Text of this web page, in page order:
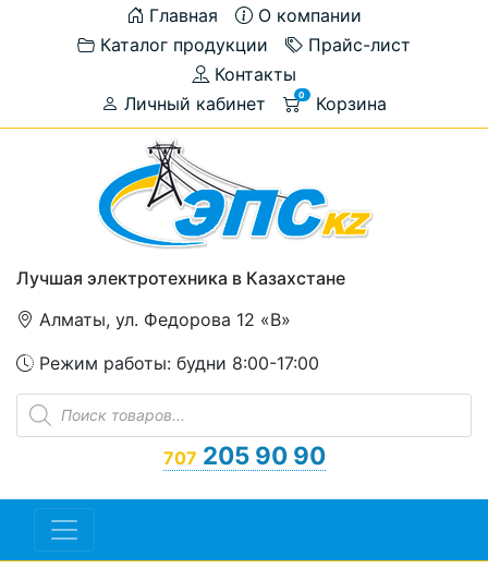
Главная
О компании
Каталог продукции
Прайс-лист
Контакты
Личный кабинет
0 Корзина
Лучшая электротехника в Казахстане
Алматы, ул. Федорова 12 «В»
Режим работы: будни 8:00-17:00
Поиск
товаров
707 205 90 90